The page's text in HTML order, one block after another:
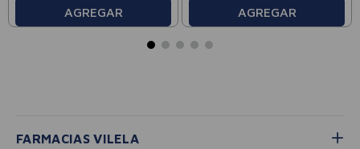
AGREGAR AGREGAR
FARMACIAS VILELA